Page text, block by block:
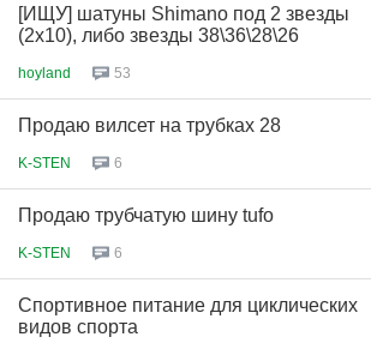
[ИЩУ] шатуны Shimano под 2 звезды
(2x10), либо звезды 38\36\28\26
hoyland 53
Продаю вилсет на трубках 28
K-STEN 6
Продаю трубчатую шину tufo
K-STEN 6
Спортивное питание для циклических
видов спорта